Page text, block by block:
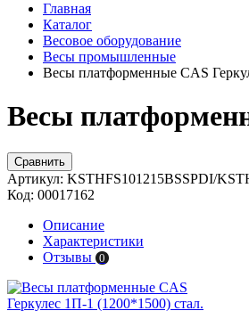
Главная
Каталог
Весовое оборудование
Весы промышленные
Весы платформенные CAS
Весы
Сравнить
Артикул: KSTHFS101215BSSPDI/
Код: 00017162
Описание
Характеристики
Отзывы 0